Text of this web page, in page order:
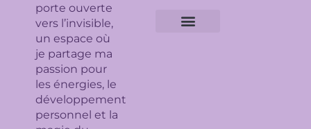
porte ouverte
vers l’invisible,
un espace où
je partage ma
passion pour
les énergies, le
développement
personnel et la